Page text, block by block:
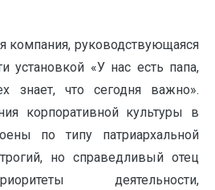
компания, руководствующаяся
установкой «У нас есть папа,
знает, что сегодня важно».
корпоративной культуры в
по типу патриархальной
но справедливый отец
деятельности,